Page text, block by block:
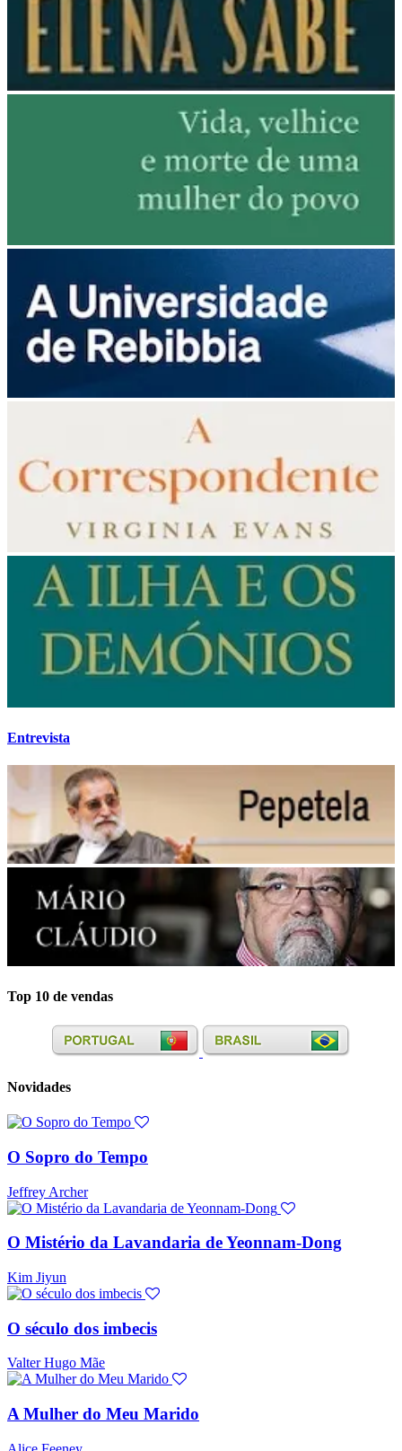
Entrevista
Top 10 de vendas
Novidades
O Sopro do Tempo
Jeffrey Archer
O Mistério da Lavandaria de Yeonnam-Dong
Kim Jiyun
O século dos imbecis
Valter Hugo Mãe
A Mulher do Meu Marido